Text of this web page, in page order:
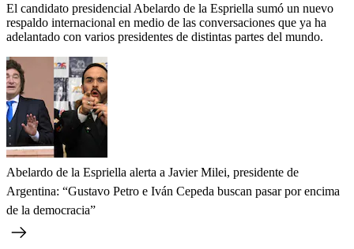
El candidato presidencial Abelardo de la Espriella sumó un nuevo
respaldo internacional en medio de las conversaciones que ya ha
adelantado con varios presidentes de distintas partes del mundo.
Abelardo de la Espriella alerta a Javier Milei, presidente de
Argentina: “Gustavo Petro e Iván Cepeda buscan pasar por encima
de la democracia”